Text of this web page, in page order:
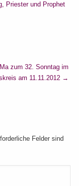
Priester und Prophet
zum 32. Sonntag im
am 11.11.2012 →
Felder sind